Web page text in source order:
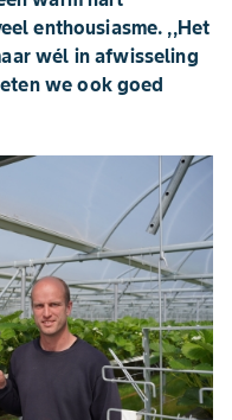
enthousiasme. ,,Het
wél in afwisseling
we ook goed